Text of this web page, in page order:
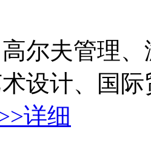
高尔夫管理
设计、国
详细